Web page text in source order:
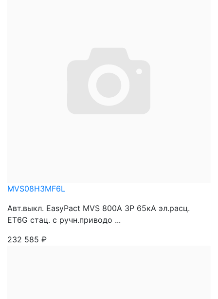
MVS08H3MF6L
Авт.выкл. EasyPact MVS 800A 3P 65кА эл.расц.
ET6G стац. с ручн.приводо ...
232 585 ₽